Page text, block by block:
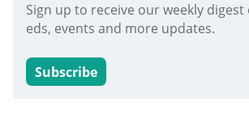
Sign up to receive our weekly
eds, events and more updates.
Subscribe